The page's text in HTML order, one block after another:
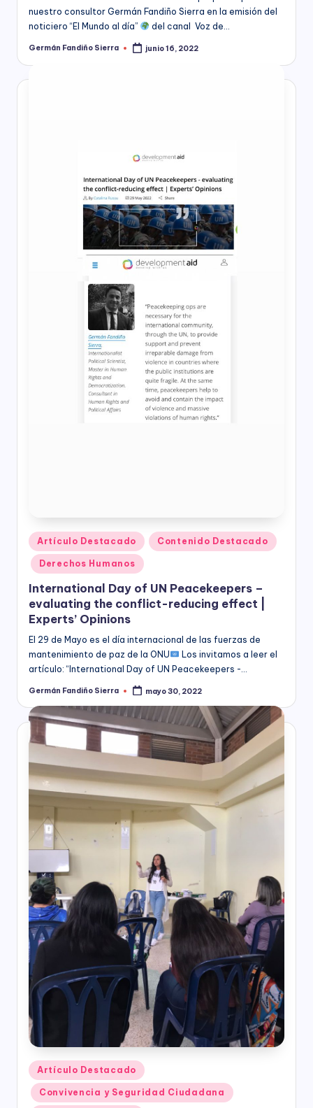
nuestro consultor Germán Fandiño Sierra en la emisión del
noticiero “El Mundo al día”
del canal Voz de…
Publicado
Germán Fandiño Sierra junio 16, 2022
Publicado
en
Artículo Destacado Contenido Destacado
Derechos Humanos
International Day of UN Peacekeepers –
evaluating the conflict-reducing effect |
Experts’ Opinions
El 29 de Mayo es el día internacional de las fuerzas de
mantenimiento de paz de la ONU
Los invitamos a leer el
artículo: “International Day of UN Peacekeepers -…
Publicado
Germán Fandiño Sierra mayo 30, 2022
Publicado
en
Artículo Destacado
Convivencia y Seguridad Ciudadana